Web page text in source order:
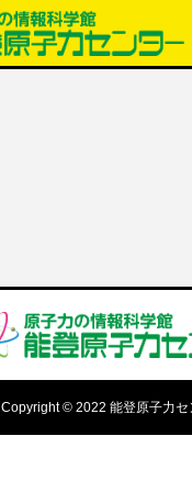
Copyright © 2022 能登原子力セ